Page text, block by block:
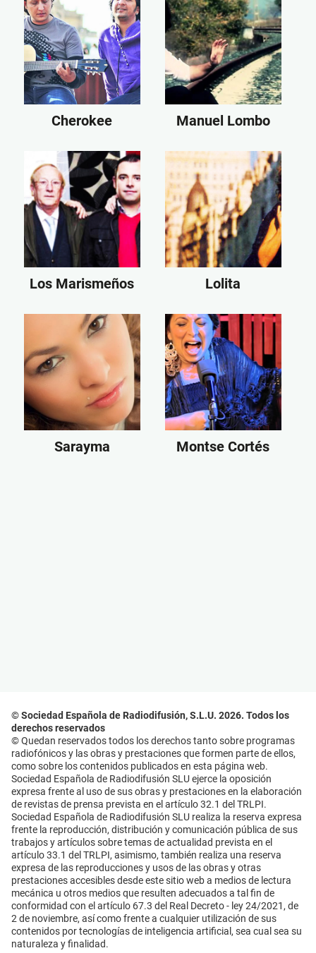
Cherokee Manuel Lombo
Los Marismeños Lolita
Sarayma Montse Cortés
© Sociedad Española de Radiodifusión, S.L.U. 2026. Todos los
derechos reservados
© Quedan reservados todos los derechos tanto sobre programas
radiofónicos y las obras y prestaciones que formen parte de ellos,
como sobre los contenidos publicados en esta página web.
Sociedad Española de Radiodifusión SLU ejerce la oposición
expresa frente al uso de sus obras y prestaciones en la elaboración
de revistas de prensa prevista en el artículo 32.1 del TRLPI.
Sociedad Española de Radiodifusión SLU realiza la reserva expresa
frente la reproducción, distribución y comunicación pública de sus
trabajos y artículos sobre temas de actualidad prevista en el
artículo 33.1 del TRLPI, asimismo, también realiza una reserva
expresa de las reproducciones y usos de las obras y otras
prestaciones accesibles desde este sitio web a medios de lectura
mecánica u otros medios que resulten adecuados a tal fin de
conformidad con el artículo 67.3 del Real Decreto - ley 24/2021, de
2 de noviembre, así como frente a cualquier utilización de sus
contenidos por tecnologías de inteligencia artificial, sea cual sea su
naturaleza y finalidad.